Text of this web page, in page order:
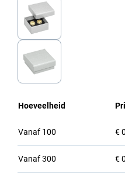
Hoeveelheid
Vanaf 100 €
Vanaf300 €